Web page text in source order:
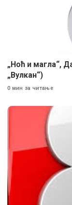
„Ноћ и магла“,
„Вулкан“)
0 мин за читање